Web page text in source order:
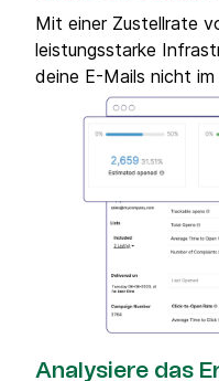
Mit einer Zustellrate
leistungsstarke
deine E-Mails nicht
Analysiere das